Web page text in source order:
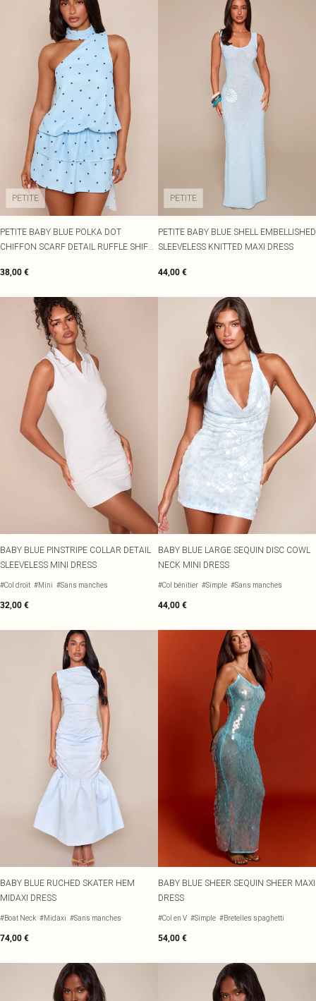
PETITE
PETITE BABY BLUE POLKA DOT
CHIFFON SCARF DETAIL RUFFLE SHIFT
38,00 €
PETITE
PETITE BABY BLUE SHELL EMBELLISHED
SLEEVELESS KNITTED MAXI DRESS
44,00 €
BABY BLUE PINSTRIPE COLLAR DETAIL
SLEEVELESS MINI DRESS
#Col droit #Mini #Sans manches
32,00 €
BABY BLUE LARGE SEQUIN DISC COWL
NECK MINI DRESS
#Col bénitier #Simple #Sans manches
44,00 €
BABY BLUE RUCHED SKATER HEM
MIDAXI DRESS
#Boat Neck #Midaxi #Sans manches
74,00 €
BABY BLUE SHEER SEQUIN SHEER MAXI
DRESS
#Col en V #Simple #Bretelles spaghetti
54,00 €